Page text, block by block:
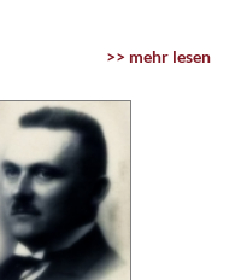
>> mehr lesen